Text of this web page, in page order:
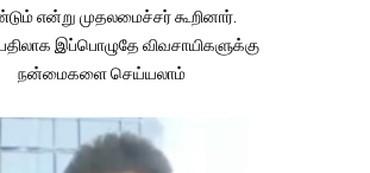
என்று முதலமைச்சர் கூறினார்.
இப்பொழுதே விவசாயிகளுக்கு
நன்மைகளை செய்யலாம்